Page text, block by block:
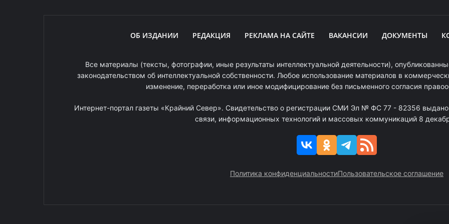
ОБ ИЗДАНИИ РЕДАКЦИЯ РЕКЛАМА НА САЙТЕ ВАКАНСИИ ДОКУМЕНТЫ
Все материалы (тексты, фотографии, иные результаты интеллектуальной деятельности),
законодательством об интеллектуальной собственности. Любое использование материалов в
изменение, переработка или иное модифицирование без письменного согласия
Интернет-портал газеты «Крайний Север». Свидетельство о регистрации СМИ Эл № ФС 77 - 82356
связи, информационных технологий и массовых коммуникаций 8
Политика конфиденциальностиПользовательское соглашение